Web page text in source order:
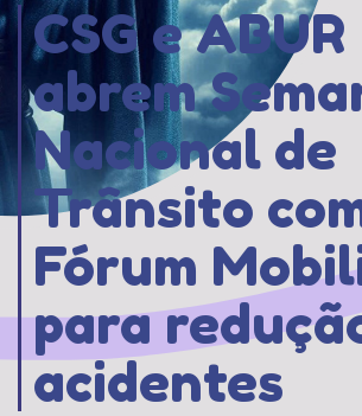
CSG e ABUR
abrem
Nacional de
Trânsito
Fórum
para
acidentes